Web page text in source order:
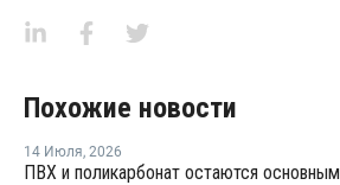
Похожие новости
14 Июля, 2026